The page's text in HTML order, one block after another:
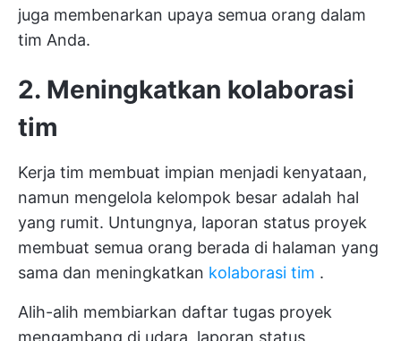
juga membenarkan upaya semua orang dalam
tim Anda.
2. Meningkatkan kolaborasi
tim
Kerja tim membuat impian menjadi kenyataan,
namun mengelola kelompok besar adalah hal
yang rumit. Untungnya, laporan status proyek
membuat semua orang berada di halaman yang
sama dan meningkatkan kolaborasi tim .
Alih-alih membiarkan daftar tugas proyek
mengambang di udara, laporan status